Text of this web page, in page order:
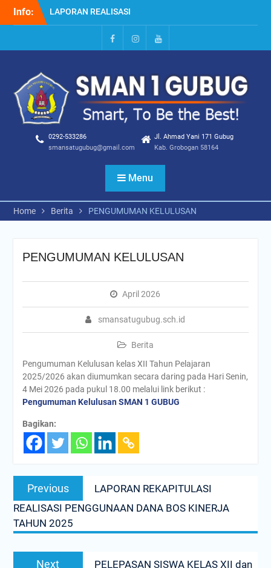
Info:
LAPORAN REALISASI
PENGGUNAAN DANA BOS
REGULER TAHAP 1 TH
2026
dan DAFTAR ULANG
FacebookInstagramYoutube
0292-533286
smansatugubug@gmail.com
Jl. Ahmad Yani 171 Gubug
Kab. Grobogan 58164
Menu
Home Berita PENGUMUMAN KELULUSAN
PENGUMUMAN KELULUSAN
April 2026
smansatugubug.sch.id
Berita
Pengumuman Kelulusan kelas XII Tahun Pelajaran
2025/2026 akan diumumkan secara daring pada Hari Senin,
4 Mei 2026 pada pukul 18.00 melalui link berikut :
Pengumuman Kelulusan SMAN 1 GUBUG
Bagikan:
Navigasi
posPrevious
post:
LAPORAN REKAPITULASI
REALISASI PENGGUNAAN DANA BOS KINERJA
TAHUN 2025
Next
PELEPASAN SISWA KELAS XII dan